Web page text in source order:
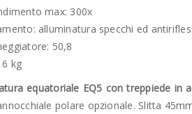
max: 300x
alluminatura specchi ed
50,8
6 kg
equatoriale EQ5 con treppiede in
polare opzionale. Slitta